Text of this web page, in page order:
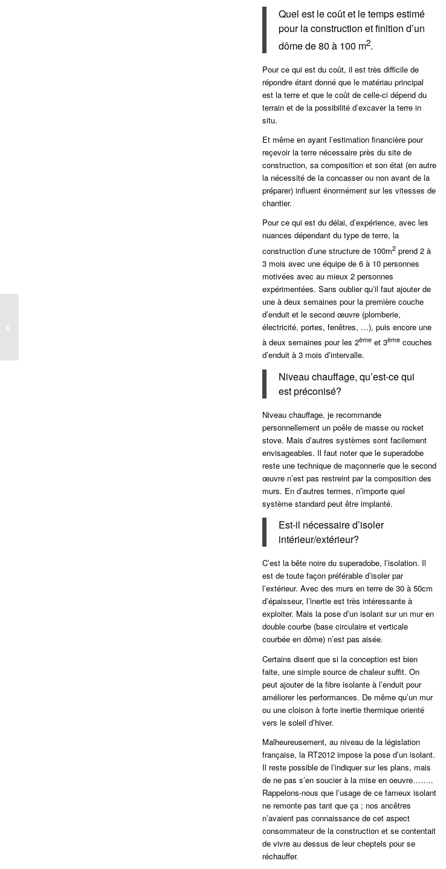
Quel est le coût et le temps estimé
pour la construction et finition d’un
dôme de 80 à 100 m2.
Pour ce qui est du coût, il est très difficile de
répondre étant donné que le matériau principal
est la terre et que le coût de celle-ci dépend du
terrain et de la possibilité d’excaver la terre in
situ.
Et même en ayant l’estimation financière pour
reçevoir la terre nécessaire près du site de
construction, sa composition et son état (en autre
la nécessité de la concasser ou non avant de la
préparer) influent énormément sur les vitesses de
chantier.
Pour ce qui est du délai, d’expérience, avec les
nuances dépendant du type de terre, la
construction d’une structure de 100m2 prend 2 à
3 mois avec une équipe de 6 à 10 personnes
motivées avec au mieux 2 personnes
expérimentées. Sans oublier qu’il faut ajouter de
une à deux semaines pour la première couche
d’enduit et le second œuvre (plomberie,
électricité, portes, fenêtres, …), puis encore une
à deux semaines pour les 2ème et 3ème couches
d’enduit à 3 mois d’intervalle.
Niveau chauffage, qu’est-ce qui
est préconisé?
Niveau chauffage, je recommande
personnellement un poêle de masse ou rocket
stove. Mais d’autres systèmes sont facilement
envisageables. Il faut noter que le superadobe
reste une technique de maçonnerie que le second
œuvre n’est pas restreint par la composition des
murs. En d’autres termes, n’importe quel
système standard peut être implanté.
Est-il nécessaire d’isoler
intérieur/extérieur?
C’est la bête noire du superadobe, l’isolation. Il
est de toute façon préférable d’isoler par
l’extérieur. Avec des murs en terre de 30 à 50cm
d’épaisseur, l’inertie est très intéressante à
exploiter. Mais la pose d’un isolant sur un mur en
double courbe (base circulaire et verticale
courbée en dôme) n’est pas aisée.
Certains disent que si la conception est bien
faite, une simple source de chaleur suffit. On
peut ajouter de la fibre isolante à l’enduit pour
améliorer les performances. De même qu’un mur
ou une cloison à forte inertie thermique orienté
vers le soleil d’hiver.
Malheureusement, au niveau de la législation
française, la RT2012 impose la pose d’un isolant.
Il reste possible de l’indiquer sur les plans, mais
de ne pas s’en soucier à la mise en oeuvre……..
Rappelons-nous que l’usage de ce fameux isolant
ne remonte pas tant que ça ; nos ancêtres
n’avaient pas connaissance de cet aspect
consommateur de la construction et se contentait
de vivre au dessus de leur cheptels pour se
réchauffer.